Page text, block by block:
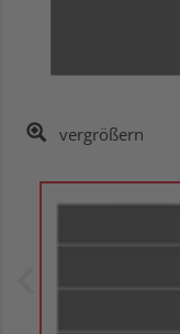
vergrößern